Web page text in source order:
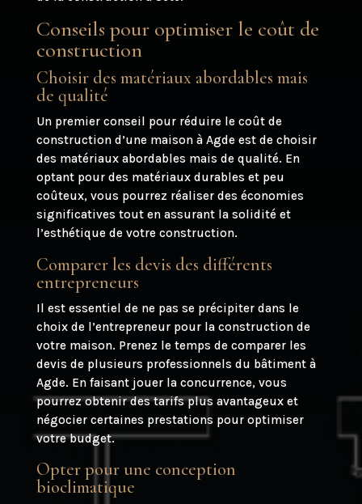
Conseils pour optimiser le coût de
construction
Choisir des matériaux abordables mais
de qualité
Un premier conseil pour réduire le coût de
construction d’une maison à Agde est de choisir
des matériaux abordables mais de qualité. En
optant pour des matériaux durables et peu
coûteux, vous pourrez réaliser des économies
significatives tout en assurant la solidité et
l’esthétique de votre construction.
Comparer les devis des différents
entrepreneurs
Il est essentiel de ne pas se précipiter dans le
choix de l’entrepreneur pour la construction de
votre maison. Prenez le temps de comparer les
devis de plusieurs professionnels du bâtiment à
Agde. En faisant jouer la concurrence, vous
pourrez obtenir des tarifs plus avantageux et
négocier certaines prestations pour optimiser
votre budget.
Opter pour une conception
bioclimatique